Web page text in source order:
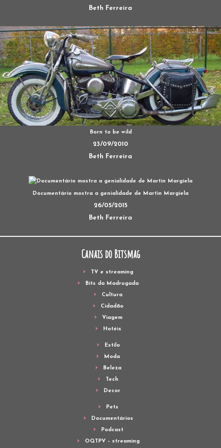
Beth Ferreira
Born to be wild
23/09/2010
Beth Ferreira
Documentário mostra a genialidade de Martin Margiela
26/05/2015
Beth Ferreira
Canais do Bitsmag
TV e streaming
Bits da Madrugada
Cultura
Cidadão
Viagem
Hotéis
Estilo
Moda
Beleza
Tech
Decor
Pets
Documentários
Podcast
OQTPV – streaming